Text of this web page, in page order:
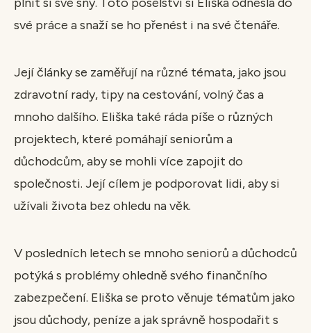
své práce a snaží se ho přenést i na své čtenáře.
Její články se zaměřují na různé témata, jako jsou
zdravotní rady, tipy na cestování, volný čas a
mnoho dalšího. Eliška také ráda píše o různých
projektech, které pomáhají seniorům a
důchodcům, aby se mohli více zapojit do
společnosti. Její cílem je podporovat lidi, aby si
užívali života bez ohledu na věk.
V posledních letech se mnoho seniorů a důchodců
potýká s problémy ohledně svého finančního
zabezpečení. Eliška se proto věnuje tématům jako
jsou důchody, peníze a jak správně hospodařit s